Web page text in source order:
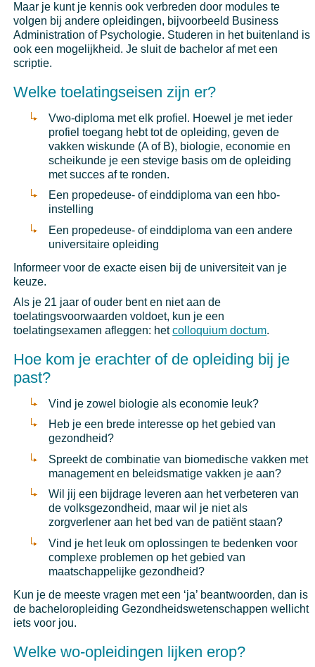
Maar je kunt je kennis ook verbreden door modules te
volgen bij andere opleidingen, bijvoorbeeld Business
Administration of Psychologie. Studeren in het buitenland is
ook een mogelijkheid. Je sluit de bachelor af met een
scriptie.
Welke toelatingseisen zijn er?
Vwo-diploma met elk profiel. Hoewel je met ieder
profiel toegang hebt tot de opleiding, geven de
vakken wiskunde (A of B), biologie, economie en
scheikunde je een stevige basis om de opleiding
met succes af te ronden.
Een propedeuse- of einddiploma van een hbo-
instelling
Een propedeuse- of einddiploma van een andere
universitaire opleiding
Informeer voor de exacte eisen bij de universiteit van je
keuze.
Als je 21 jaar of ouder bent en niet aan de
toelatingsvoorwaarden voldoet, kun je een
toelatingsexamen afleggen: hetcolloquium doctum.
Hoe kom je erachter of de opleiding bij je
past?
Vind je zowel biologie als economie leuk?
Heb je een brede interesse op het gebied van
gezondheid?
Spreekt de combinatie van biomedische vakken met
management en beleidsmatige vakken je aan?
Wil jij een bijdrage leveren aan het verbeteren van
de volksgezondheid, maar wil je niet als
zorgverlener aan het bed van de patiënt staan?
Vind je het leuk om oplossingen te bedenken voor
complexe problemen op het gebied van
maatschappelijke gezondheid?
Kun je de meeste vragen met een ‘ja’ beantwoorden, dan is
de bacheloropleiding Gezondheidswetenschappen wellicht
iets voor jou.
Welke wo-opleidingen lijken erop?